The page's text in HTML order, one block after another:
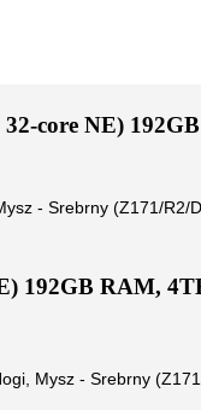
core NE)
- Srebrny (Z171/R2/
192GB RAM,
Mysz - Srebrny